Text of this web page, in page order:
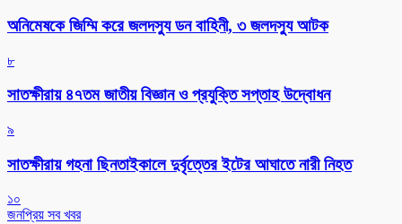
অনিমেষকে জিম্মি করে জলদস্যু ডন বাহিনী, ৩ জলদস্যু আটক
৮
সাতক্ষীরায় ৪৭তম জাতীয় বিজ্ঞান ও প্রযুক্তি সপ্তাহ উদ্বোধন
৯
সাতক্ষীরায় গহনা ছিনতাইকালে দুর্বৃত্তের ইটের আঘাতে নারী নিহত
১০
জনপ্রিয় সব খবর